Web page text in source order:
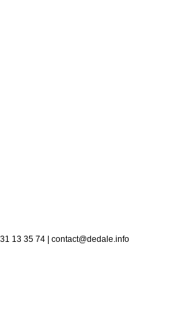
13 35 74 | contact@dedale.info